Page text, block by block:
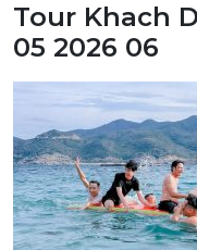
Tour Khach
05 2026 06